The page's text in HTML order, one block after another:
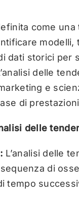
come
dati storici
delle
e
di
delle
L’analisi delle
di
tempo